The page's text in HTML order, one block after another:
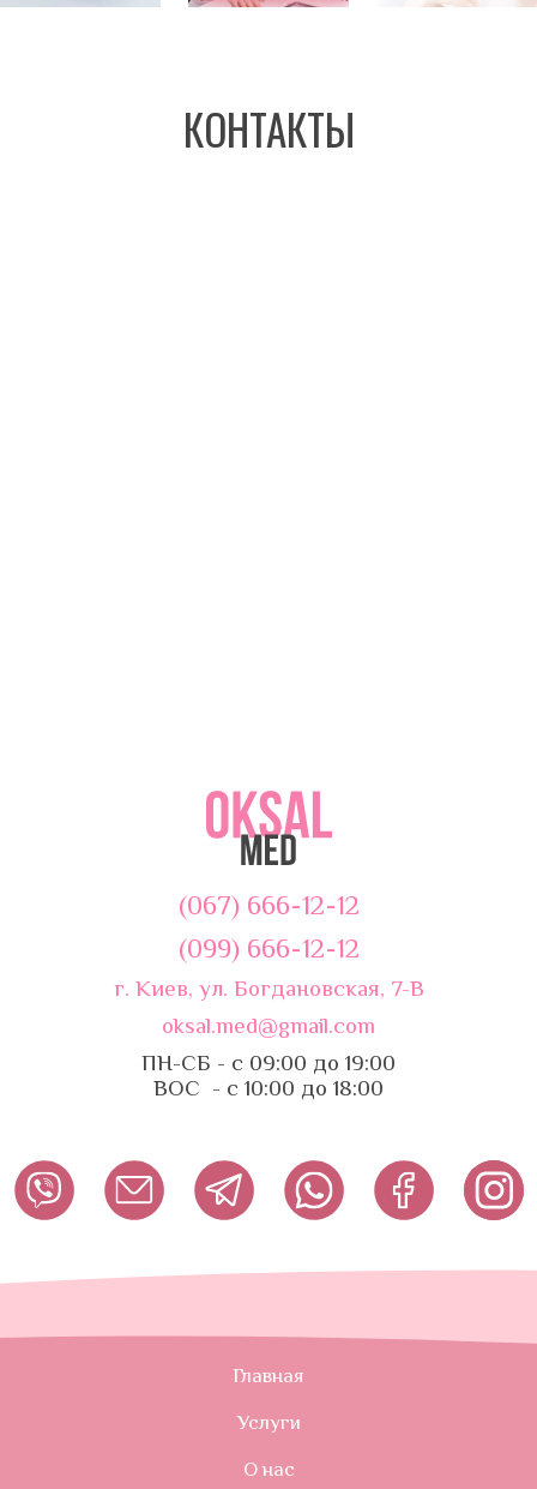
КОНТАКТЫ
(067) 666-12-12
(099) 666-12-12
г. Киев, ул. Богдановская, 7-В
oksal.med@gmail.com
ПН-СБ - с 09:00 до 19:00
ВОС - с 10:00 до 18:00
Главная
Услуги
О нас